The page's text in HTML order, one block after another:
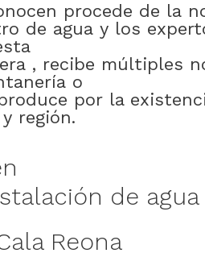
procede de la
de agua y los
, recibe múltiples
o
por la
y región.
de agua
Reona